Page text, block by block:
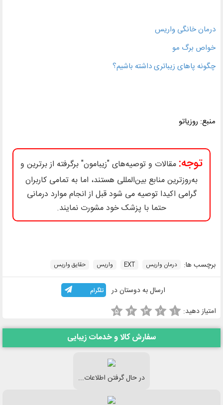
درمان خانگی واریس
خواص برگ مو
چگونه پاهای زیباتری داشته باشیم؟
منبع: روزیاتو
توجه: مقالات و توصیه‌های "زیبامون" برگرفته از برترین و
به‌روزترین منابع بین‌المللی هستند، اما به تمامی کاربران
گرامی اکیدا توصیه می شود قبل از انجام موارد درمانی
حتما با پزشک خود مشورت نمایند.
برچسب ها: درمان واریس EXT واریس حقایق واریس
ارسال به دوستان در تلگرام
امتیاز دهید: ۱ ۲ ۳ ۴ ۵
سفارش کالا و خدمات زیبایی
در حال گرفتن اطلاعات...